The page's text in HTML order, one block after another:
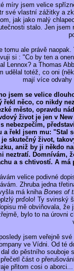
míry jsem velice
své vlastní zážitky a
jak jako malý
stalo. Jen jsem
tomu ale právě
si : "Co by ten a
Lennox? a Thomas
udělal totéž, co oni
mají více odvahy
jsem se velice
řekl něco, co nikdy
město, opravdu
život je jen v
nebezpečím,
a řekl jsem mu: "Stal
je skutečný život,
aniž by ji někdo
neztratí. Domnívám,
a s chtivostí. A má
velice podivné
Zhruba jedna
má kniha Bones of
prďolo! Ty svinský
mě obviňovala,
bylo to na úrovni
jsem veřejně své
ve Vídni. Od té
do pěstního souboje
část o
přitom cosi o